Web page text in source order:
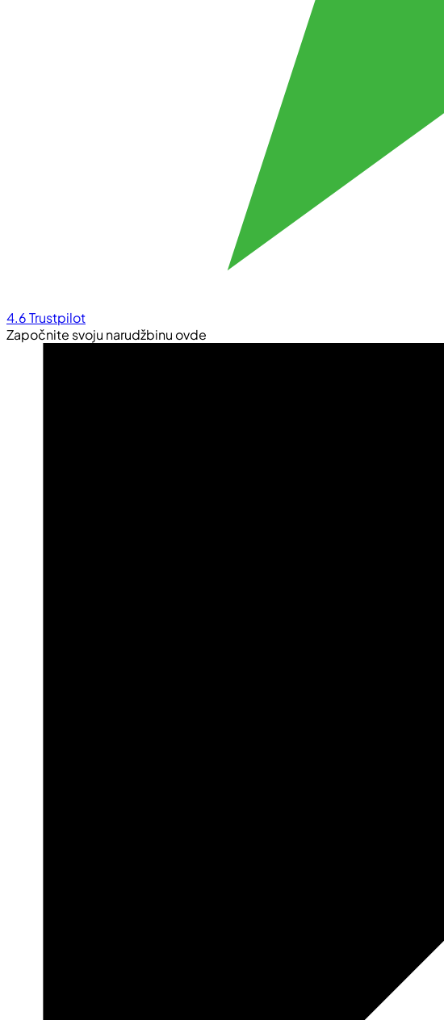
4.6Trustpilot
Započnite svoju narudžbinu ovde